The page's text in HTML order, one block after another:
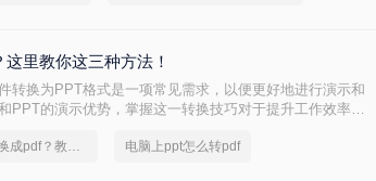
里教你这三种方法！
转换为PPT格式是一项常见需求，以便更好地进行演示和
PPT的演示优势，掌握这一转换技巧对于提升工作效率至
ppt文档如何转换成pdf？教你一个小技巧 电脑上ppt怎么转pdf